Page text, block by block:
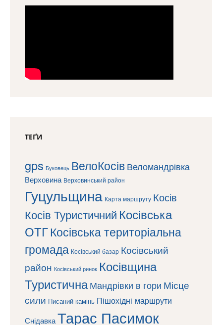
ТЕҐИ
gps Буковець ВелоКосів Веломандрівка
Верховина Верховинський район
Гуцульщина Карта маршруту Косів
Косів Туристичний Косівська
ОТГКосівська територіальна
громада Косівський базар Косівський
район Косівський ринок Косівщина
Туристична Мандрівки в гори Місце
сили Писаний камінь Пішохідні маршрути
СнідавкаТарас Пасимок